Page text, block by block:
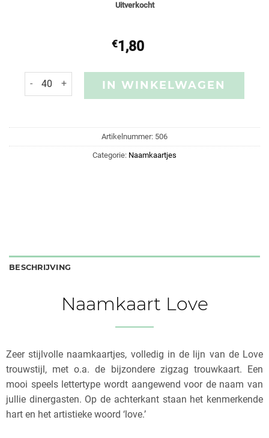
Uitverkocht
€1,80
IN WINKELWAGEN
Artikelnummer: 506
Categorie: Naamkaartjes
BESCHRIJVING
Naamkaart Love
Zeer stijlvolle naamkaartjes, volledig in de lijn van de Love
trouwstijl, met o.a. de bijzondere zigzag trouwkaart. Een
mooi speels lettertype wordt aangewend voor de naam van
jullie dinergasten. Op de achterkant staan het kenmerkende
hart en het artistieke woord ‘love.’